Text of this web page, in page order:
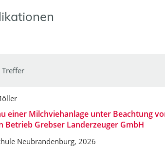
einer Milchviehanlage unter Beachtung
Betrieb Grebser Landerzeuger GmbH
Neubrandenburg, 2026